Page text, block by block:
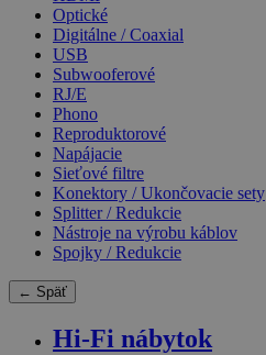
Optické
Digitálne / Coaxial
USB
Subwooferové
RJ/E
Phono
Reproduktorové
Napájacie
Sieťové filtre
Konektory / Ukončovacie sety
Splitter / Redukcie
Nástroje na výrobu káblov
Spojky / Redukcie
← Späť
Hi-Fi nábytok